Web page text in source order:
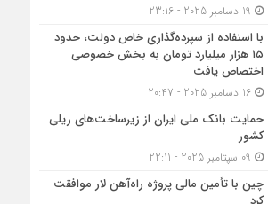
با استفاده از سپرده‌گذاری خاص دولت، حدود
۱۵ هزار میلیارد تومان به بخش خصوصی
اختصاص یافت
16 دسامبر 2025 - 20:47
حمایت بانک ملی ایران از زیرساخت‌های ریلی
کشور
چین با تأمین مالی پروژه راه‌آهن لار موافقت